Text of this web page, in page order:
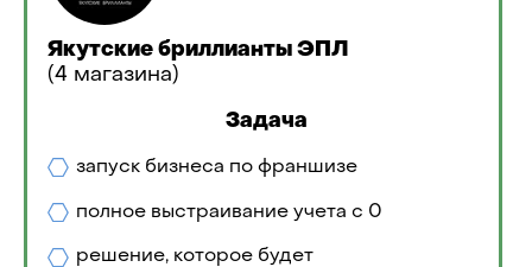
Якутские бриллианты ЭПЛ
(4 магазина)
Задача
запуск бизнеса по франшизе
полное выстраивание учета с 0
решение, которое будет